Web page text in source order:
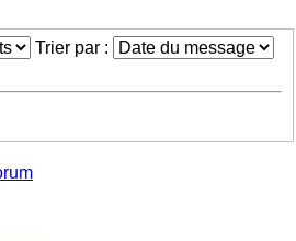
Trier par :